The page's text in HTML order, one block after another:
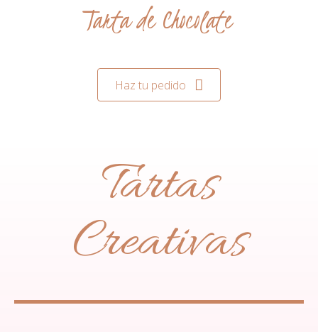
Tarta de Chocolate
Haz tu pedido
Tartas
Creativas